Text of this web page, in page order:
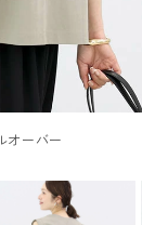
オーバー